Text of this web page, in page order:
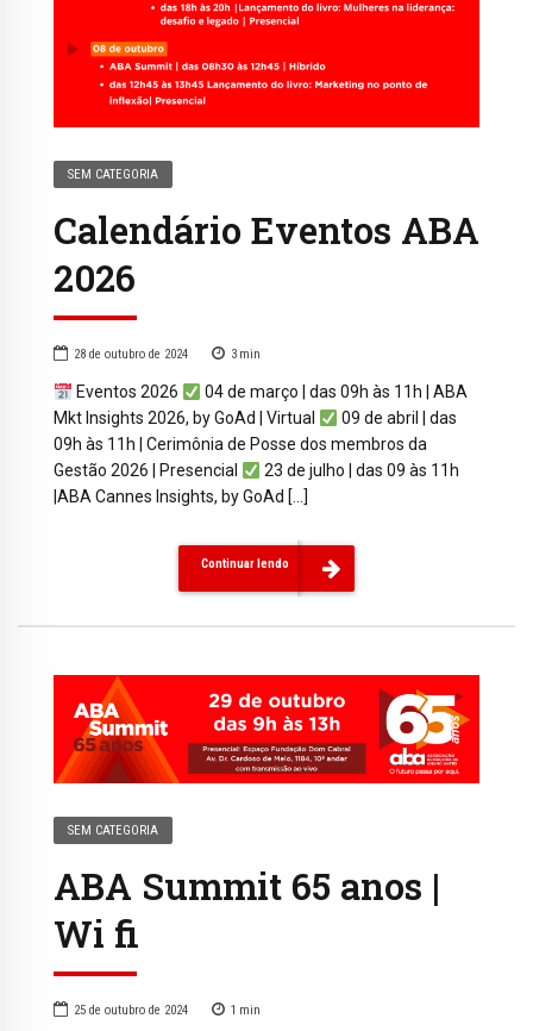
SEM CATEGORIA
Calendário Eventos ABA
2026
28 de outubro de 2024 3 min
Eventos 2026
04 de março | das 09h às 11h | ABA
Mkt Insights 2026, by GoAd | Virtual
09 de abril | das
09h às 11h | Cerimônia de Posse dos membros da
Gestão 2026 | Presencial
23 de julho | das 09 às 11h
|ABA Cannes Insights, by GoAd […]
Continuar lendo
SEM CATEGORIA
ABA Summit 65 anos |
Wi fi
25 de outubro de 2024 1 min